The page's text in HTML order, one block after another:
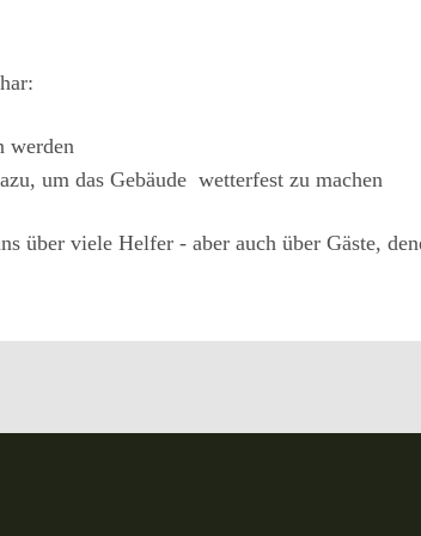
werden
um das Gebäude wetterfest zu machen
über viele Helfer - aber auch über Gäste,